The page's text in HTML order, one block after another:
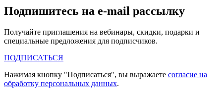
Подпишитесь на e-mail рассылку
Получайте приглашения на вебинары, скидки, подарки и
специальные предложения для подписчиков.
ПОДПИСАТЬСЯ
Нажимая кнопку "Подписаться", вы выражаете согласие на
обработку персональных данных.